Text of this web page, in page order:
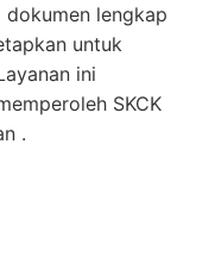
lengkap
untuk
ini
SKCK
.